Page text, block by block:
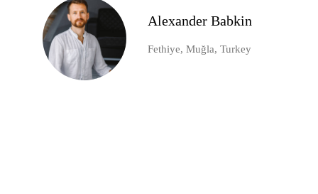
Alexander Babkin
Fethiye, Muğla, Turkey